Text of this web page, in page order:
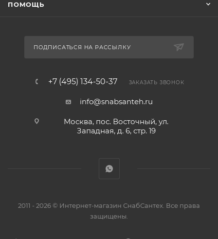
ПОМОЩЬ
ПОДПИСАТЬСЯ НА РАССЫЛКУ
+7 (495) 134-50-37 ЗАКАЗАТЬ ЗВОНОК
info@snabsanteh.ru
Москва, пос. Восточный, ул.
Западная, д. 6, стр. 19
2011 - 2026 © Интернет-магазин СнабСантех. Все права
защищены.